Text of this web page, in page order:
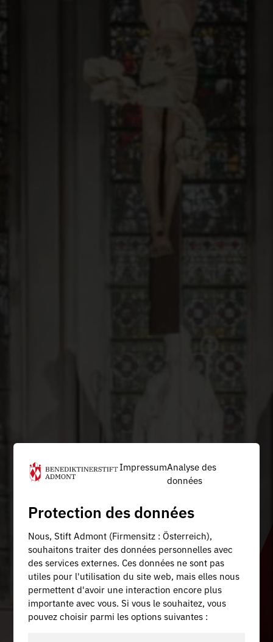
ImpressumAnalyse des
données
Protection des données
Nous, Stift Admont (Firmensitz : Österreich),
souhaitons traiter des données personnelles avec
des services externes. Ces données ne sont pas
utiles pour l'utilisation du site web, mais elles nous
permettent d'avoir une interaction encore plus
importante avec vous. Si vous le souhaitez, vous
pouvez choisir parmi les options suivantes :